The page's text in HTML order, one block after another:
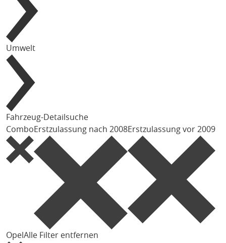
Umwelt
Fahrzeug-Detailsuche
ComboErstzulassung nach 2008Erstzulassung vor 2009
OpelAlle Filter entfernen